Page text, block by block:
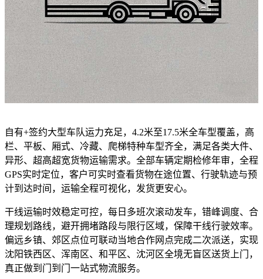
自有+签约大型车队运力充足，4.2米至17.5米全车型覆盖，高
栏、平板、厢式、冷藏、爬梯特种车型齐全，满足各类大件、
异形、超高超宽货物运输需求。全部车辆定期检修年审，全程
GPS实时定位，客户可实时查看货物在途位置、行驶轨迹与预
计到达时间，运输全程可视化，发货更安心。
干线运输时效稳定可控，每日多班次滚动发车，错峰调度、合
理规划路线，避开拥堵路段与限行区域，保障干线行驶效率。
偏远乡镇、郊区点位可联动当地合作网点完成二次派送，实现
沈阳铁西区、浑南区、和平区、沈河区全境无盲区送货上门，
真正做到门到门一站式物流服务。